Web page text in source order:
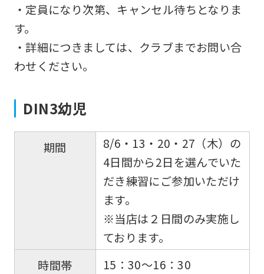
・定員になり次第、キャンセル待ちとなりま
す。
・詳細につきましては、クラブまでお問い合
わせください。
DIN3幼児
期間
8/6・13・20・27（木）の
4日間から2日を選んでいた
だき練習にご参加いただけ
ます。
※当店は２日間のみ実施し
ております。
時間帯
15：30～16：30